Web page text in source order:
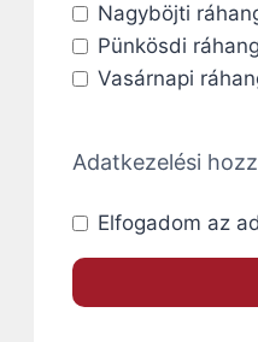
Nagyböjti
Pünkösdi
Vasárnapi
Adatkezelési
Elfogadom az